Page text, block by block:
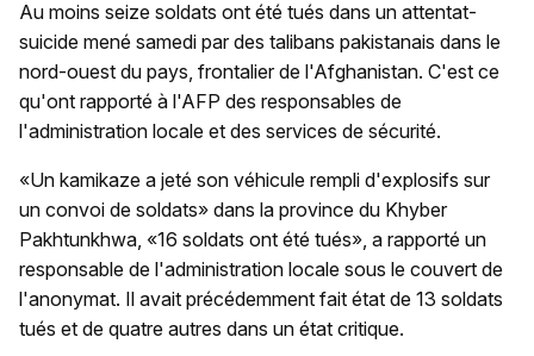
Au moins seize soldats ont été tués dans un attentat-
suicide mené samedi par des talibans pakistanais dans le
nord-ouest du pays, frontalier de l'Afghanistan. C'est ce
qu'ont rapporté à l'AFP des responsables de
l'administration locale et des services de sécurité.
«Un kamikaze a jeté son véhicule rempli d'explosifs sur
un convoi de soldats» dans la province du Khyber
Pakhtunkhwa, «16 soldats ont été tués», a rapporté un
responsable de l'administration locale sous le couvert de
l'anonymat. Il avait précédemment fait état de 13 soldats
tués et de quatre autres dans un état critique.